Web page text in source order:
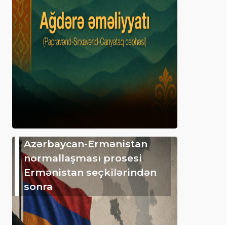
Azərbaycan-Ermənistan
normallaşması prosesi
Ermənistan seçkilərindən
sonra